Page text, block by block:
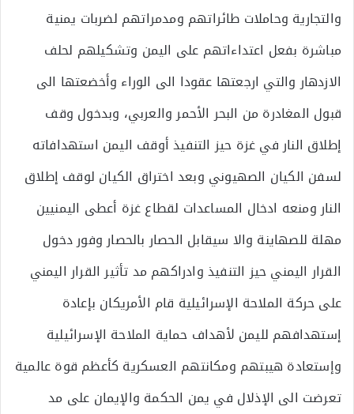
والتجارية وحاملات طائراتهم ومدمراتهم لضربات يمنية
مباشرة بفعل اعتداءاتهم على اليمن وتشكيلهم لحلف
الازدهار والتي ارجعتها عقودا الى الوراء وأخضعتها الى
قبول المغادرة من البحر الأحمر والعربي، وبدخول وقف
إطلاق النار في غزة حيز التنفيذ أوقف اليمن استهدافاته
لسفن الكيان الصهيوني وبعد اختراق الكيان لوقف إطلاق
النار ومنعه ادخال المساعدات لقطاع غزة أعطى اليمنيين
مهلة للصهاينة والا سيقابل الحصار بالحصار وفور دخول
القرار اليمني حيز التنفيذ وادراكهم مد تأثير القرار اليمني
على حركة الملاحة الإسرائيلية قام الأمريكان بإعادة
إستهدافهم لليمن لأهداف حماية الملاحة الإسرائيلية
وإستعادة هيبتهم ومكانتهم العسكرية كأعظم قوة عالمية
تعرضت الى الإذلال في يمن الحكمة والإيمان على مد